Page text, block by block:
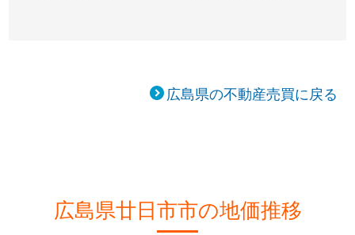
広島県の不動産売買に戻る
広島県廿日市市の地価推移